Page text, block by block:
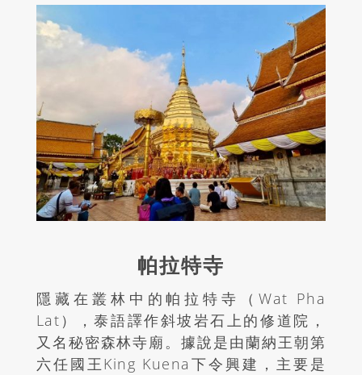
帕拉特寺
隱藏在叢林中的帕拉特寺（Wat Pha
Lat ），泰語譯作斜坡岩石上的修道院，
又名秘密森林寺廟。據說是由蘭納王朝第
六任國王King Kuena 下令興建，主要是